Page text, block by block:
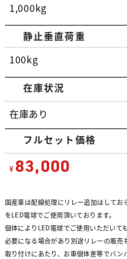
1,000kg
静止垂直荷重
100kg
在庫状況
在庫あり
フルセット価格
¥ 83,000
国産車は配線処理にリレー追加はして
をLED電球でご使用頂いております。
個体によりLED電球でご使用いただいて
必要になる場合があり別途リレーの販売
取り付けにあたり、お車個体差等でバン